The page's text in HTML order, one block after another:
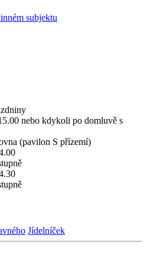
subjektu
nebo kdykoli po domluvě s
(pavilon S přízemí)
Jídelníček